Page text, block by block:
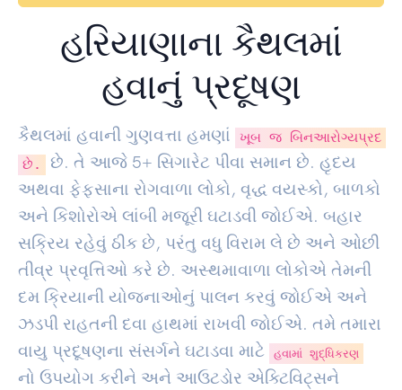
હરિયાણાના કૈથલમાં
હવાનું પ્રદૂષણ
કૈથલમાં હવાની ગુણવત્તા હમણાં
ખૂબ જ બિનઆરોગ્યપ્રદ
છે.
છે. તે આજે 5+ સિગારેટ પીવા સમાન છે. હૃદય
અથવા ફેફસાના રોગવાળા લોકો, વૃદ્ધ વયસ્કો, બાળકો
અને કિશોરોએ લાંબી મજૂરી ઘટાડવી જોઈએ. બહાર
સક્રિય રહેવું ઠીક છે, પરંતુ વધુ વિરામ લે છે અને ઓછી
તીવ્ર પ્રવૃત્તિઓ કરે છે. અસ્થમાવાળા લોકોએ તેમની
દમ ક્રિયાની યોજનાઓનું પાલન કરવું જોઈએ અને
ઝડપી રાહતની દવા હાથમાં રાખવી જોઈએ. તમે તમારા
વાયુ પ્રદૂષણના સંસર્ગને ઘટાડવા માટે
હવામાં શુદ્ધિકરણ
નો ઉપયોગ કરીને અને આઉટડોર એક્ટિવિટ્સને